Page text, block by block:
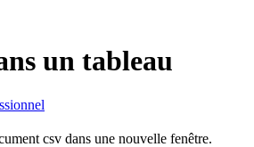
un tableau
csv dans une nouvelle fenêtre.